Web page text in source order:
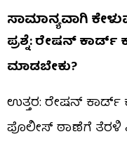
ಸಾಮಾನ್ಯವಾಗಿ ಕೇಳುವ
ಪ್ರಶ್ನೆ:ರೇಷನ್ ಕಾರ್ಡ್
ಮಾಡಬೇಕು?
ಉತ್ತರ: ರೇಷನ್ ಕಾರ್ಡ್
ಪೊಲೀಸ್ ಠಾಣೆಗೆ